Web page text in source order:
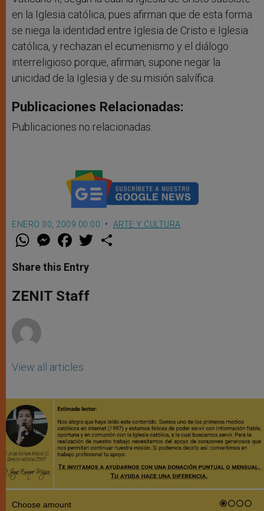
en la Iglesia católica, pues afirman que de esta forma
se niega la identidad entre Iglesia de Cristo e Iglesia
católica, y rechazan el ecumenismo y el diálogo
interreligioso porque, afirman, supone negar la
unicidad de la Iglesia y de su misión salvífica.
Publicaciones Relacionadas:
Publicaciones no relacionadas.
ENERO 30, 2009 00:00 ARTE Y CULTURA
W
t
s
p
p
M
e
s
e
g
e
F
a
e
b
o
k
w
Share this Entry
ZENIT Staff
View all articles